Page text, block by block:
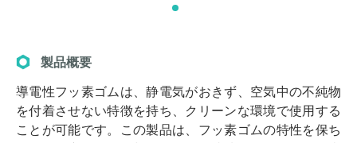
製品概要
導電性フッ素ゴムは、静電気がおきず、空気中の不純物
を付着させない特徴を持ち、クリーンな環境で使用する
ことが可能です。この製品は、フッ素ゴムの特性を保ち